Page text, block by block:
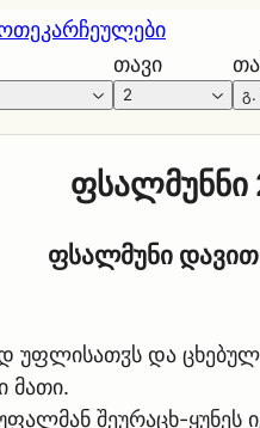
რჩეულები
თავი
2 გ.
ფსალმუნნი
ფსალმუნი
უფლისათჳს და
მათი.
შეურაცხ-ყუნეს